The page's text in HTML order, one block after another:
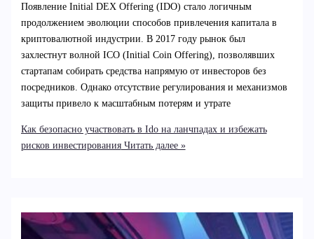
Появление Initial DEX Offering (IDO) стало логичным
продолжением эволюции способов привлечения капитала в
криптовалютной индустрии. В 2017 году рынок был
захлестнут волной ICO (Initial Coin Offering), позволявших
стартапам собирать средства напрямую от инвесторов без
посредников. Однако отсутствие регулирования и механизмов
защиты привело к масштабным потерям и утрате
Как безопасно участвовать в Ido на ланчпадах и избежать
рисков инвестированияЧитать далее »